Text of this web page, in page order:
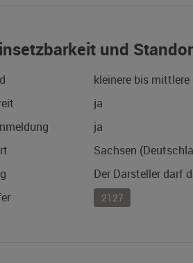
und
kleinere bis
ja
ja
Sachsen
Der Darsteller darf
2127